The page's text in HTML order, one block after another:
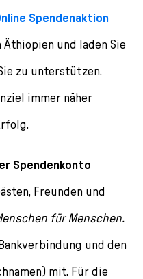
Spendenaktion
und laden Sie
zu unterstützen.
immer näher
Spendenkonto
Freunden und
für Menschen.
und den
mit. Für die